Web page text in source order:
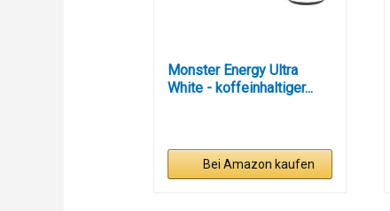
Monster Energy Ultra
White - koffeinhaltiger...
Bei Amazon kaufen